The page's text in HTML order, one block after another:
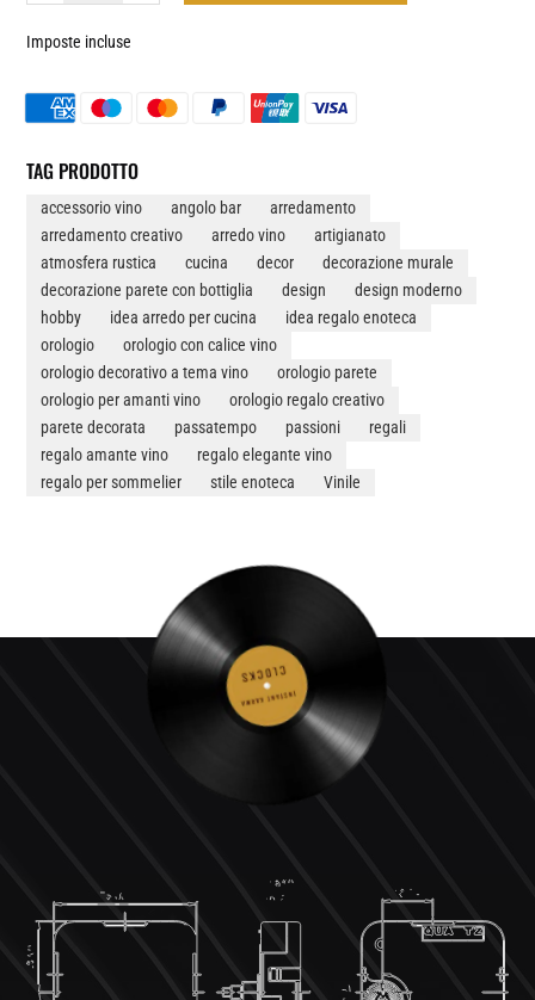
#1
OROLOGIO
DA
IN
VINILE
QUANTITÀ
Imposte incluse
TAG PRODOTTO
accessorio vino angolo bar
arredamento
arredamento creativo
arredo vino
artigianato
atmosfera rustica
cucina decor
decorazione murale
decorazione parete con bottiglia
design
design moderno
hobby
idea arredo per cucina
idea regalo enoteca
orologio
orologio con calice vino
orologio decorativo a tema vino
orologio parete
orologio per amanti vino
orologio regalo creativo
parete decorata
passatempo passioni
regali
regalo amante vino
regalo elegante vino
regalo per sommelier
stile enoteca Vinile